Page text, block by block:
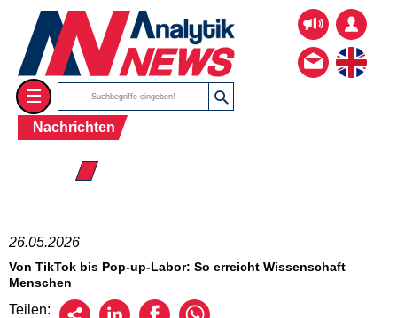
☰
Nachrichten
☰ 2026
26.05.2026
Von TikTok bis Pop-up-Labor: So erreicht Wissenschaft
Menschen
Teilen: